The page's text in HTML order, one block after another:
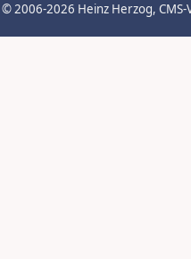
© 2006-2026 Heinz Herzog,